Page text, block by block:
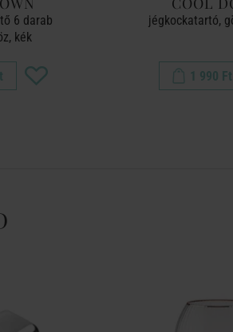
6 darab
kék
jégkockatartó,
1 990 Ft